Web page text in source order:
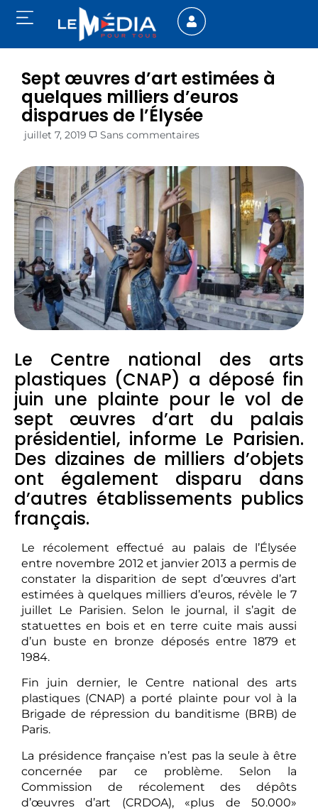
Sept œuvres d’art estimées à
quelques milliers d’euros
disparues de l’Élysée
juillet 7, 2019 Sans commentaires
Le Centre national des arts
plastiques (CNAP) a déposé fin
juin une plainte pour le vol de
sept œuvres d’art du palais
présidentiel, informe Le Parisien.
Des dizaines de milliers d’objets
ont également disparu dans
d’autres établissements publics
français.
Le récolement effectué au palais de l’Élysée
entre novembre 2012 et janvier 2013 a permis de
constater la disparition de sept d’œuvres d’art
estimées à quelques milliers d’euros, révèle le 7
juillet Le Parisien. Selon le journal, il s’agit de
statuettes en bois et en terre cuite mais aussi
d’un buste en bronze déposés entre 1879 et
1984.
Fin juin dernier, le Centre national des arts
plastiques (CNAP) a porté plainte pour vol à la
Brigade de répression du banditisme (BRB) de
Paris.
La présidence française n’est pas la seule à être
concernée par ce problème. Selon la
Commission de récolement des dépôts
d’œuvres d’art (CRDOA), «plus de 50.000»